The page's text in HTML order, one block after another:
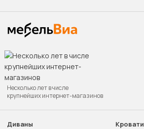
Несколько лет в числе
крупнейших интернет-магазинов
Диваны
Кровати